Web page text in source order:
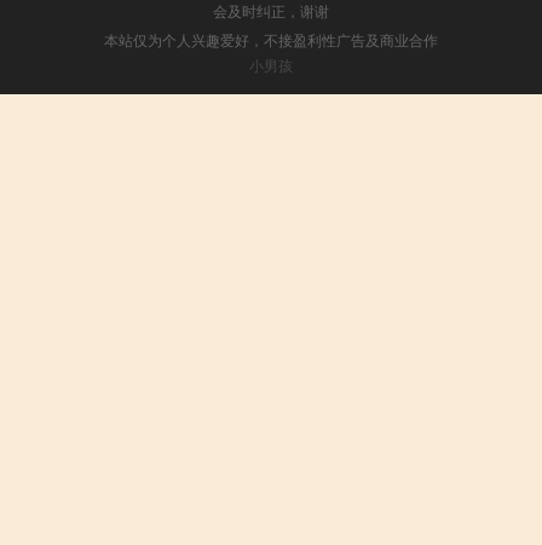
会及时纠正，谢谢
本站仅为个人兴趣爱好，不接盈利性广告及商业合作
小男孩